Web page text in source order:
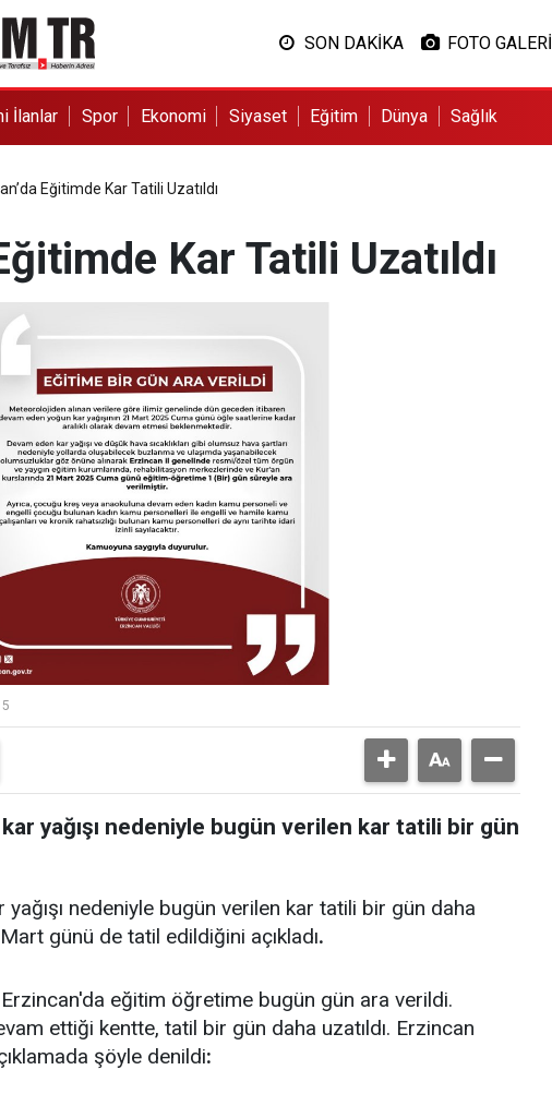
SON DAKİKA FOTO GALERİ
İlanlar Spor Ekonomi Siyaset Eğitim Dünya Sağlık
Eğitimde Kar Tatili Uzatıldı
Kar Tatili Uzatıldı
yağışı nedeniyle bugün verilen kar tatili bir gün
nedeniyle bugün verilen kar tatili bir gün daha
günü de tatil edildiğini açıkladı.
eğitim öğretime bugün gün ara verildi.
ettiği kentte, tatil bir gün daha uzatıldı. Erzincan
şöyle denildi: